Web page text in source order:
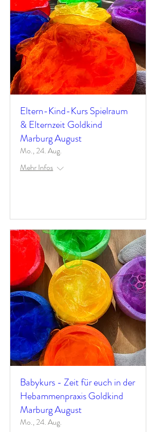
Eltern-Kind-Kurs Spielraum
& Elternzeit Goldkind
Marburg August
Mo., 24. Aug.
Mehr Infos
Babykurs - Zeit für euch in der
Hebammenpraxis Goldkind
Marburg August
Mo., 24. Aug.